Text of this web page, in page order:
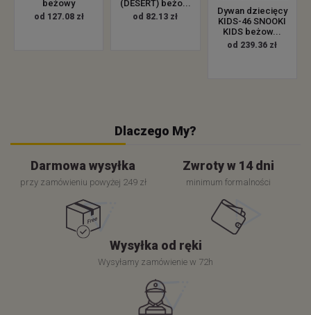
beżowy
od 127.08 zł
(DESERT) beżo...
od 82.13 zł
Dywan dziecięcy
KIDS-46 SNOOKI
KIDS beżow...
od 239.36 zł
Dlaczego My?
Darmowa wysyłka
przy zamówieniu powyżej 249 zł
Zwroty w 14 dni
minimum formalności
Wysyłka od ręki
Wysyłamy zamówienie w 72h